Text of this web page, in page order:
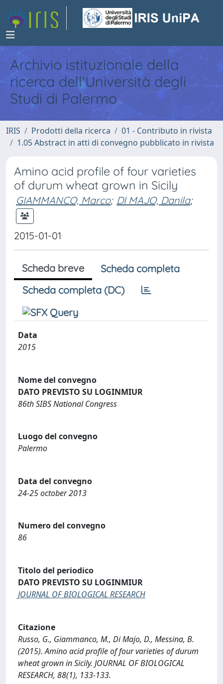
Archivio istituzionale della
ricerca dell'Università degli
Studi di Palermo
IRIS Prodotti della ricerca
01 - Contributo in rivista
1.05 Abstract in atti di convegno pubblicato in rivista
Amino acid profile of four varieties
of durum wheat grown in Sicily
GIAMMANCO, Marco; DI MAJO, Danila;
2015-01-01
Scheda breve
Scheda completa
Scheda completa (DC)
Data
2015
Nome del convegno
DATO PREVISTO SU LOGINMIUR
86th SIBS National Congress
Luogo del convegno
Palermo
Data del convegno
24-25 october 2013
Numero del convegno
86
Titolo del periodico
DATO PREVISTO SU LOGINMIUR
JOURNAL OF BIOLOGICAL RESEARCH
Citazione
Russo, G., Giammanco, M., Di Majo, D., Messina, B.
(2015). Amino acid profile of four varieties of durum
wheat grown in Sicily. JOURNAL OF BIOLOGICAL
RESEARCH, 88(1), 133-133.